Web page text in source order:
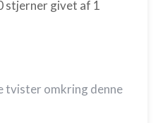
stjerner givet af 1
tvister omkring denne